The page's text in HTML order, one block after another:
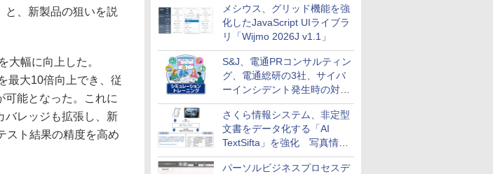
メシウス、グリッド機能を強
化したJavaScript UIライブラ
リ「Wijmo 2026J v1.1」
S&J、電通PRコンサルティン
グ、電通総研の3社、サイバ
ーインシデント発生時の対応
と危機管理広報を一体的に訓
練するプログラムを提供
さくら情報システム、非定型
文書をデータ化する「AI
TextSifta」を強化 写真情報
のデータ化などに対応
パーソルビジネスプロセスデ
と、新製品の狙いを説
幅に向上した。
最大10倍向上でき、従
可能となった。これに
バレッジも拡張し、新
スト結果の精度を高め